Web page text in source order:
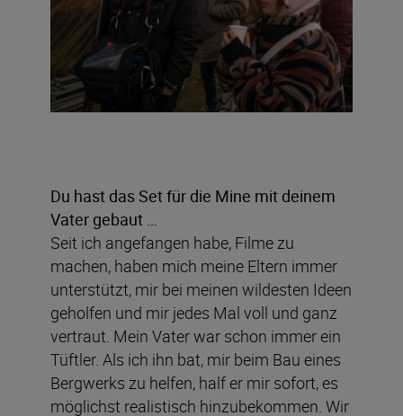
Du hast das Set für die Mine mit deinem
Vater gebaut …
Seit ich angefangen habe, Filme zu
machen, haben mich meine Eltern immer
unterstützt, mir bei meinen wildesten Ideen
geholfen und mir jedes Mal voll und ganz
vertraut. Mein Vater war schon immer ein
Tüftler. Als ich ihn bat, mir beim Bau eines
Bergwerks zu helfen, half er mir sofort, es
möglichst realistisch hinzubekommen. Wir